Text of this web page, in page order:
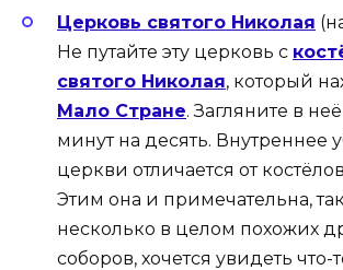
Церковь святого Николая
Не путайте эту церковь с
святого Николая, который
Мало Стране. Загляните в
минут на десять. Внутреннее
церкви отличается от
Этим она и примечательна,
несколько в целом похожих
соборов, хочется увидеть что-